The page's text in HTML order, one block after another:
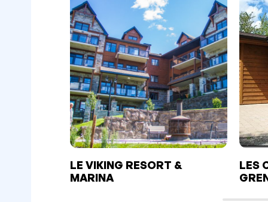
LE VIKING RESORT &
MARINA
LES